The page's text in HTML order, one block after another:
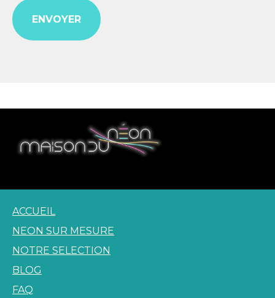
ACCUEIL
NEON SUR MESURE
NOTRE SELECTION
BLOG
FAQ